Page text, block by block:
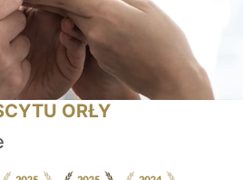
ORŁY